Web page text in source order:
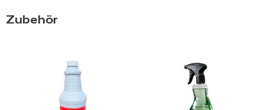
Zubehör